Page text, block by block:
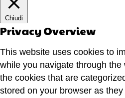
Gratuitamente https://
management/
Chiudi
Privacy Overview
This website uses cookies to
while you navigate through the
the cookies that are
stored on your browser as